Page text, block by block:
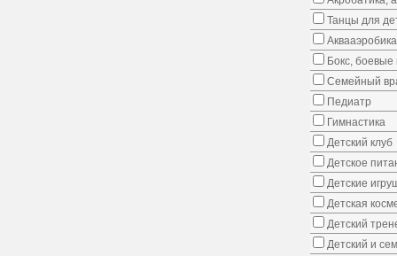
Танцы для
Бокс, боевые
Семейный
Педиатр
Гимнастика
Детский клуб
Детское
Детские
Детская
Детский
Детский и